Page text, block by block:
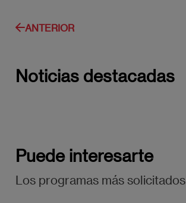
ANTERIOR
Noticias destacadas
Puede interesarte
Los programas más solicitados